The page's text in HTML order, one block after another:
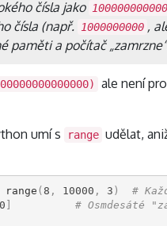
čísla jako
čísla (např.
1000000000 ,
paměti a počítač
ale není
umí s
range udělat,
range ( 8 , 10000 , 3 )
#
]
# Osmdesáté